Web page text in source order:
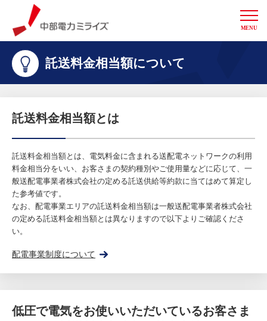
中部電力ミライズ
MENU
託送料金相当額について
託送料金相当額とは
託送料金相当額とは、電気料金に含まれる送配電ネットワークの利用
料金相当分をいい、お客さまの契約種別やご使用量などに応じて、一
般送配電事業者株式会社の定める託送供給等約款に当てはめて算定し
た参考値です。
なお、配電事業エリアの託送料金相当額は一般送配電事業者株式会社
の定める託送料金相当額とは異なりますので以下よりご確認くださ
い。
配電事業制度について
低圧で電気をお使いいただいているお客さま